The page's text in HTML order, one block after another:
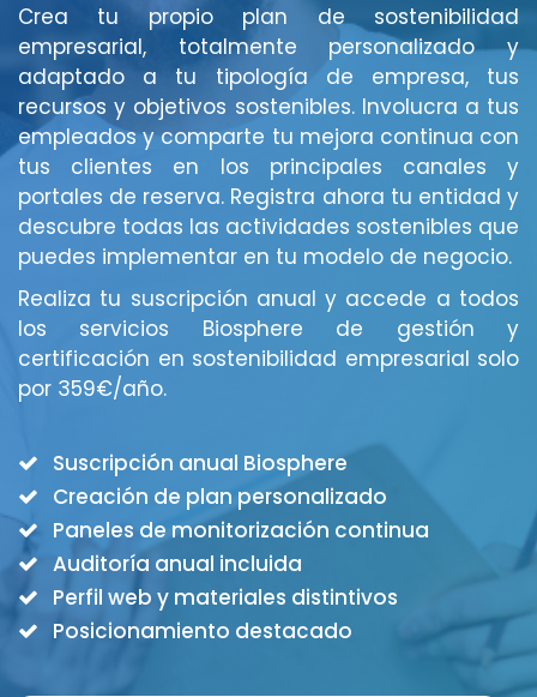
Crea tu propio plan de sostenibilidad
empresarial, totalmente personalizado y
adaptado a tu tipología de empresa, tus
recursos y objetivos sostenibles. Involucra a tus
empleados y comparte tu mejora continua con
tus clientes en los principales canales y
portales de reserva. Registra ahora tu entidad y
descubre todas las actividades sostenibles que
puedes implementar en tu modelo de negocio.
Realiza tu suscripción anual y accede a todos
los servicios Biosphere de gestión y
certificación en sostenibilidad empresarial solo
por 359€/año.
Suscripción anual Biosphere
Creación de plan personalizado
Paneles de monitorización continua
Auditoría anual incluida
Perfil web y materiales distintivos
Posicionamiento destacado